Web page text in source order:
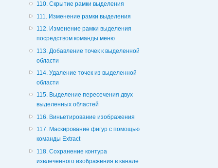
110. Скрытие рамки выделения
111. Изменение рамки выделения
112. Изменение рамки выделения
посредством команды меню
113. Добавление точек к выделенной
области
114. Удаление точек из выделенной
области
115. Выделение пересечения двух
выделенных областей
116. Виньетирование изображения
117. Маскирование фигур с помощью
команды Extract
118. Сохранение контура
извлеченного изображения в канале